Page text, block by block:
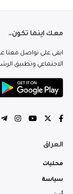
معك اينما تكون..
ابقى على تواصل معنا
الاجتماعي وتطبيق
العراق
محليات
سياسة